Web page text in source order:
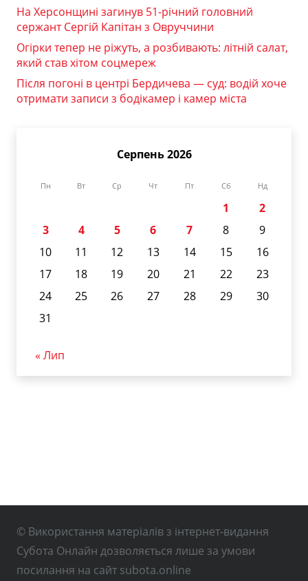
На Херсонщині загинув 51-річний головний
сержант Сергій Капітан з Овруччини
Огірки тепер не ріжуть, а розбивають: літній салат,
який став хітом соцмереж
Після погоні в центрі Бердичева — суд: водій хоче
отримати записи з бодікамер і камер міста
Серпень 2026
Пн Вт Ср Чт Пт Сб Нд
1
2
3
4 5 6 7 8
9
10
11 12 13 14 15
16
17
18 19 20 21 22
23
24
25 26 27 28 29
30
31
« Лип
© Використання матеріалів з інтернет-видання
Субота Онлайн дозволяється лише за умови
посилання на сайт subota.online